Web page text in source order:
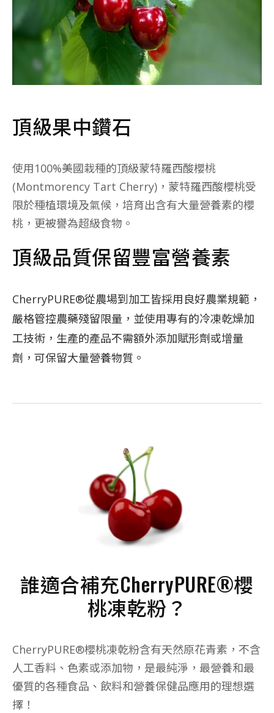
頂級果中鑽石
使用100%美國栽種的頂級蒙特羅西酸櫻桃
(Montmorency Tart Cherry)，蒙特羅西酸櫻桃受
限於種植環境及氣候，培育出含有大量營養素的櫻
桃，更被譽為超級食物。
頂級品質保留豐富營養素
CherryPURE®從農場到加工皆採用良好農業規範，
嚴格管控農藥殘留限量，並使用專有的冷凍乾燥加
工技術，生產的產品不需額外添加賦形劑或增量
劑，可保留大量營養物質。
誰適合補充CherryPURE®櫻
桃凍乾粉？
CherryPURE®櫻桃凍乾粉含有天然原花青素，不含
人工香料、色素或添加物，是最純淨，最營養和最
優質的各種食品、飲料和營養保健品應用的理想選
擇！